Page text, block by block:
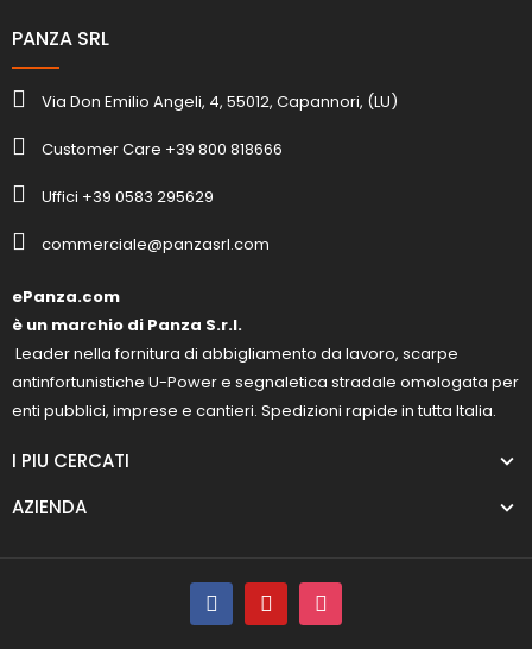
PANZA SRL
Via Don Emilio Angeli, 4, 55012, Capannori, (LU)
Customer Care +39 800 818666
Uffici +39 0583 295629
commerciale@panzasrl.com
ePanza.com
è un marchio di Panza S.r.l.
Leader nella fornitura di abbigliamento da lavoro, scarpe
antinfortunistiche U-Power e segnaletica stradale omologata per
enti pubblici, imprese e cantieri. Spedizioni rapide in tutta Italia.
I PIU CERCATI
AZIENDA